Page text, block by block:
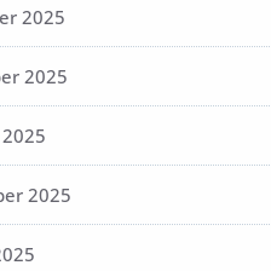
2025
2025
2025